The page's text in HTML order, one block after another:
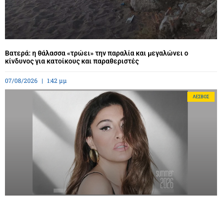
Βατερά: η θάλασσα «τρώει» την παραλία και μεγαλώνει ο
κίνδυνος για κατοίκους και παραθεριστές
07/08/2026 1:42 μμ
ΛΈΣΒΟΣ